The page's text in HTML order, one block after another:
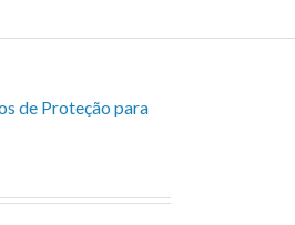
de Proteção para